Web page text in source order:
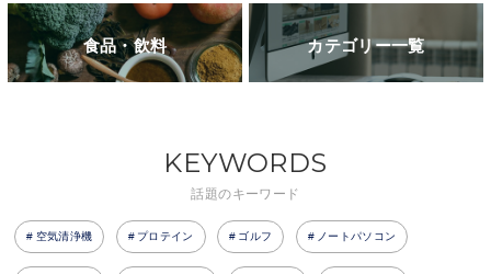
食品・飲料 カテゴリー一覧
KEYWORDS
話題のキーワード
空気清浄機 プロテイン ゴルフ ノートパソコン